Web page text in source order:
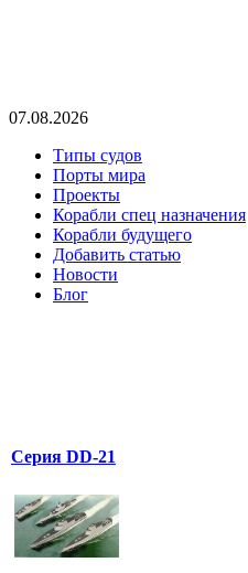
07.08.2026
Типы судов
Порты мира
Проекты
Корабли спец назначения
Корабли будущего
Добавить статью
Новости
Блог
Серия DD-21